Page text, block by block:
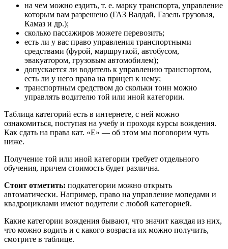
на чем можно ездить, т. е. марку транспорта, управление
которым вам разрешено (ГАЗ Валдай, Газель грузовая,
Камаз и др.);
сколько пассажиров можете перевозить;
есть ли у вас право управления транспортными
средствами (фурой, маршруткой, автобусом,
эвакуатором, грузовым автомобилем);
допускается ли водитель к управлению транспортом,
есть ли у него права на прицеп к нему;
транспортным средством до скольки тонн можно
управлять водителю той или иной категории.
Таблица категорий есть в интернете, с ней можно
ознакомиться, поступая на учебу и проходя курсы вождения.
Как сдать на права кат. «Е» — об этом мы поговорим чуть
ниже.
Получение той или иной категории требует отдельного
обучения, причем стоимость будет различна.
Стоит отметить: подкатегории можно открыть
автоматически. Например, право на управление мопедами и
квадроциклами имеют водители с любой категорией.
Какие категории вождения бывают, что значит каждая из них,
что можно водить и с какого возраста их можно получить,
смотрите в таблице.